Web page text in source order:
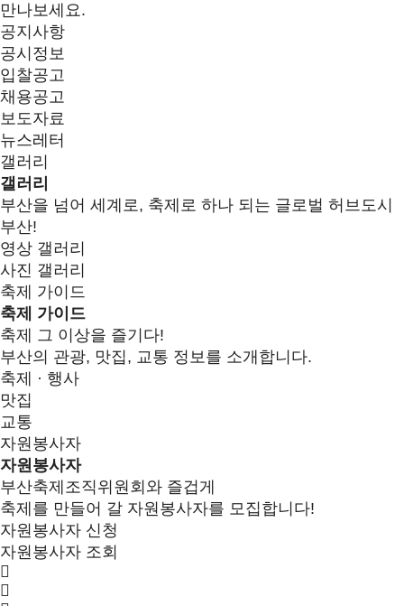
만나보세요.
공지사항
공시정보
입찰공고
채용공고
보도자료
뉴스레터
갤러리
갤러리
부산을 넘어 세계로, 축제로 하나 되는 글로벌 허브도시
부산!
영상 갤러리
사진 갤러리
축제 가이드
축제 가이드
축제 그 이상을 즐기다!
부산의 관광, 맛집, 교통 정보를 소개합니다.
축제 · 행사
맛집
교통
자원봉사자
자원봉사자
부산축제조직위원회와 즐겁게
축제를 만들어 갈 자원봉사자를 모집합니다!
자원봉사자 신청
자원봉사자 조회